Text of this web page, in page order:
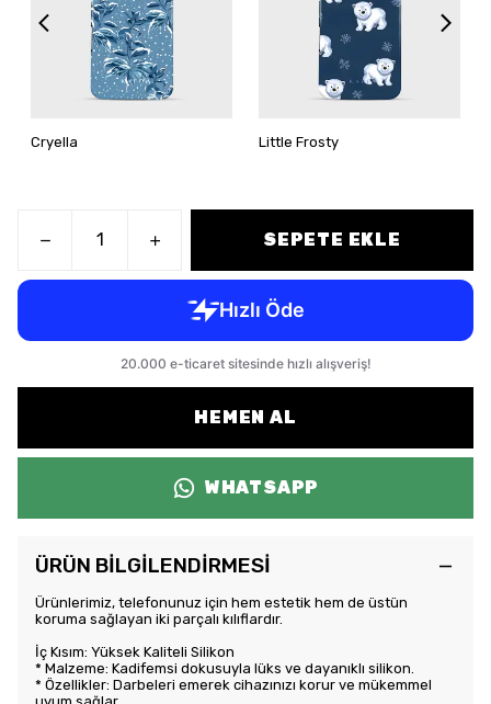
Cryella Little Frosty
SEPETE EKLE
HEMEN AL
WHATSAPP
ÜRÜN BİLGİLENDİRMESİ
Ürünlerimiz, telefonunuz için hem estetik hem de üstün
koruma sağlayan iki parçalı kılıflardır.
İç Kısım: Yüksek Kaliteli Silikon
* Malzeme: Kadifemsi dokusuyla lüks ve dayanıklı silikon.
* Özellikler: Darbeleri emerek cihazınızı korur ve mükemmel